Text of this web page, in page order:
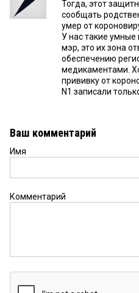
Тогда, этот
сообщать
умер от
У нас такие умные
мэр, это их зона
обеспечению
медикаментами.
прививку от
N1 записали
Ваш комментарий
Имя
Комментарий